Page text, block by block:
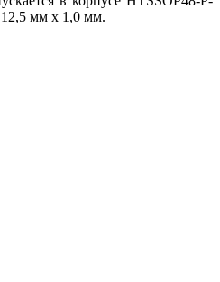
мм x 1,0 мм.